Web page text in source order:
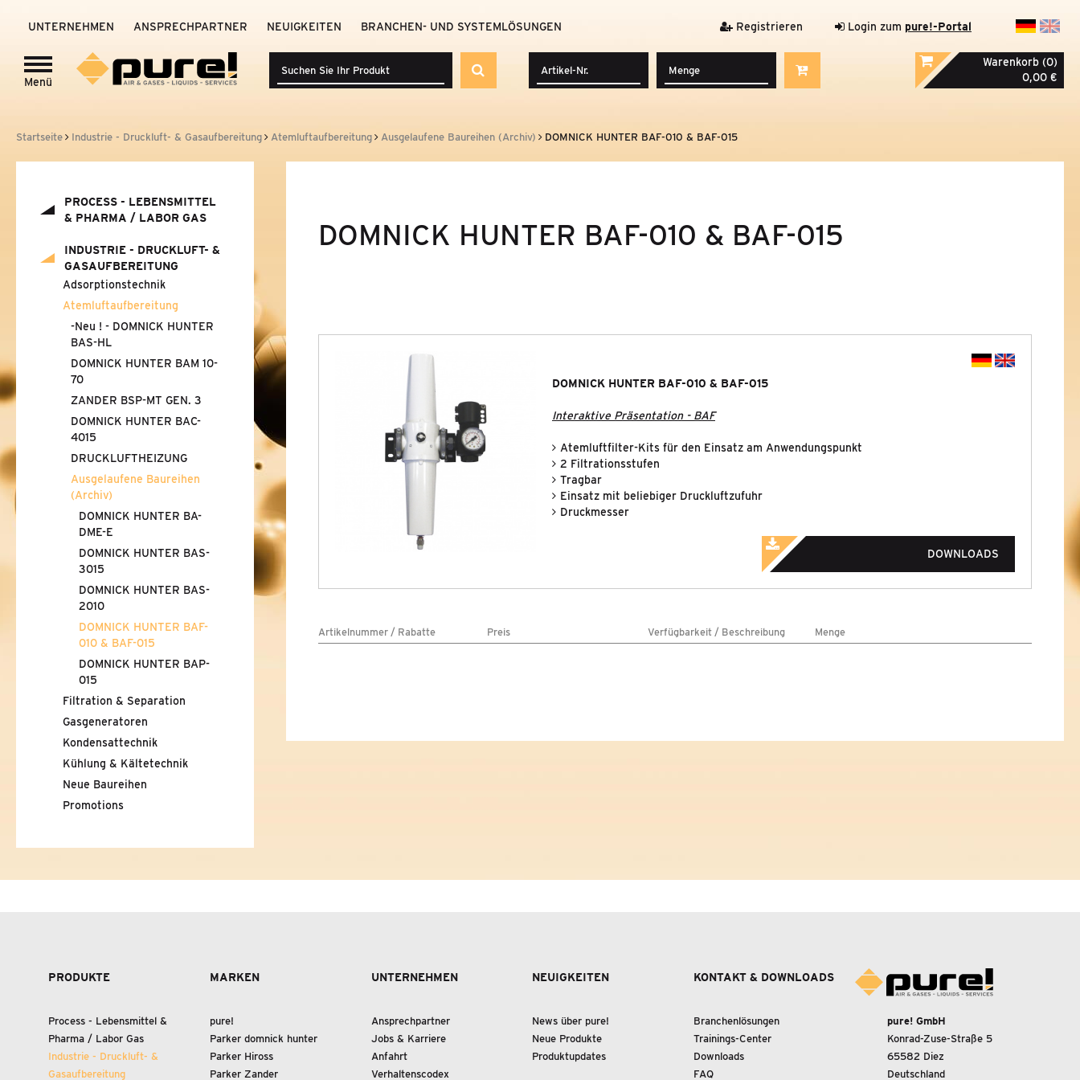
Login zum pure!-Portal
LABOR GAS
ATEMLUFTAUFBEREITUNG
-NEU ! - DOMNICK HUNTER BAS-HL
DOMNICK HUNTER BAM 10-70
ZANDER BSP-MT GEN. 3
AUSGELAUFENE BAUREIHEN (ARCHIV)
DOMNICK HUNTER BA-DME-E
DOMNICK HUNTER BAS-3015
DOMNICK HUNTER BAS-2010
DOMNICK HUNTER BAF-010&BAF-015
DOMNICK HUNTER BAP-015
FILTRATION&SEPARATION
GASGENERATOREN
KONDENSATTECHNIK
KÜHLUNG&KÄLTETECHNIK
NEUE BAUREIHEN
PROMOTIONS
UNTERNEHMEN
NEUIGKEITEN
KONTAKT & DOWNLOADS
UNTERNEHMEN ANSPRECHPARTNER NEUIGKEITEN BRANCHEN- UND SYSTEMLÖSUNGEN Registrieren Login zum pure!-Portal
Menü
Warenkorb (0)
0,00 €
Startseite Industrie - Druckluft- & Gasaufbereitung Atemluftaufbereitung Ausgelaufene Baureihen (Archiv) DOMNICK HUNTER BAF-010 & BAF-015
PROCESS - LEBENSMITTEL
& PHARMA / LABOR GAS
INDUSTRIE - DRUCKLUFT- &
GASAUFBEREITUNG
Adsorptionstechnik
Atemluftaufbereitung
-Neu ! - DOMNICK HUNTER
BAS-HL
DOMNICK HUNTER BAM 10-
70
ZANDER BSP-MT GEN. 3
DOMNICK HUNTER BAC-
4015
DRUCKLUFTHEIZUNG
Ausgelaufene Baureihen
(Archiv)
DOMNICK HUNTER BA-
DME-E
DOMNICK HUNTER BAS-
3015
DOMNICK HUNTER BAS-
2010
DOMNICK HUNTER BAF-
010 & BAF-015
DOMNICK HUNTER BAP-
015
Filtration & Separation
Gasgeneratoren
Kondensattechnik
Kühlung & Kältetechnik
Neue Baureihen
Promotions
DOMNICK HUNTER BAF-010 & BAF-015
DOMNICK HUNTER BAF-010 & BAF-015
Interaktive Präsentation - BAF
Atemluftfilter-Kits für den Einsatz am Anwendungspunkt
2 Filtrationsstufen
Tragbar
Einsatz mit beliebiger Druckluftzufuhr
Druckmesser
DOWNLOADS
Artikelnummer / Rabatte Preis Verfügbarkeit / Beschreibung Menge
PRODUKTE
Process - Lebensmittel &
Pharma / Labor Gas
Industrie - Druckluft- &
Gasaufbereitung
MARKEN
pure!
Parker domnick hunter
Parker Hiross
Parker Zander
UNTERNEHMEN
Ansprechpartner
Jobs & Karriere
Anfahrt
Verhaltenscodex
NEUIGKEITEN
News über pure!
Neue Produkte
Produktupdates
KONTAKT & DOWNLOADS
Branchenlösungen
Trainings-Center
Downloads
FAQ
pure! GmbH
Konrad-Zuse-Straße 5
65582 Diez
Deutschland